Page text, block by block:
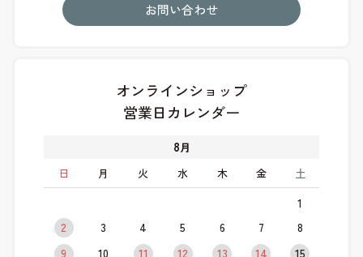
お問い合わせ
オンラインショップ
営業日カレンダー
8月
日
月 火 水 木 金 土
1
2
3 4 5 6 7
8
9
10 11 12 13 14
15